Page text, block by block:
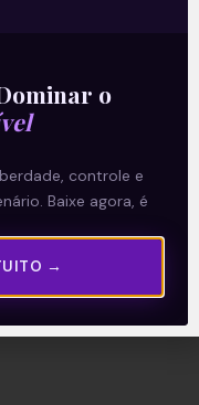
o
controle e
Baixe agora, é
→